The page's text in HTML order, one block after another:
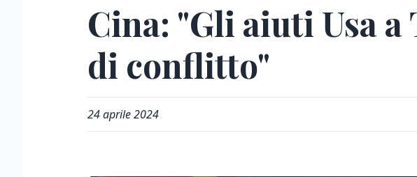
Cina: "Gli aiuti Usa
di conflitto"
24 aprile 2024